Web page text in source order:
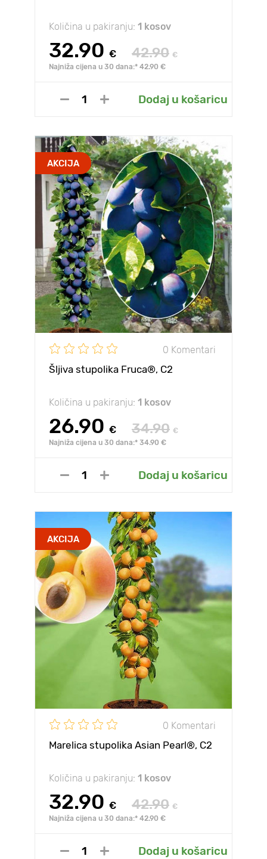
Količina u pakiranju: 1 kosov
32.90 € 42.90 €
Najniža cijena u 30 dana:* 42.90 €
Dodaj u košaricu
AKCIJA
0 Komentari
Šljiva stupolika Fruca®, C2
Količina u pakiranju: 1 kosov
26.90 € 34.90 €
Najniža cijena u 30 dana:* 34.90 €
Dodaj u košaricu
AKCIJA
0 Komentari
Marelica stupolika Asian Pearl®, C2
Količina u pakiranju: 1 kosov
32.90 € 42.90 €
Najniža cijena u 30 dana:* 42.90 €
Dodaj u košaricu